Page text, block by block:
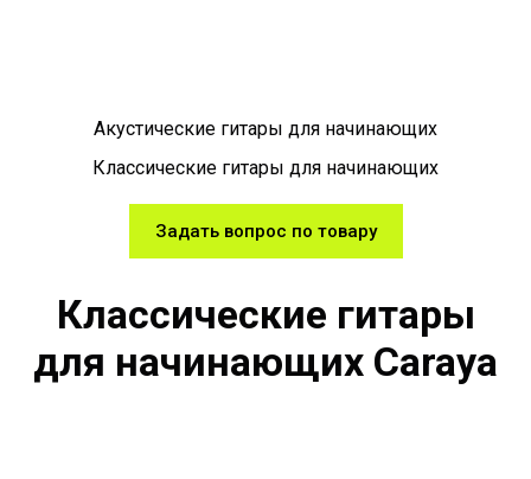
Акустические гитары для начинающих
Классические гитары для начинающих
Задать вопрос по товару
Классические гитары
для начинающих Caraya